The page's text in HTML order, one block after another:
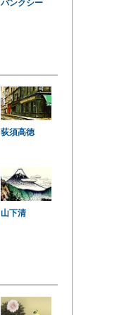
バンクシー
荻須高徳
山下清